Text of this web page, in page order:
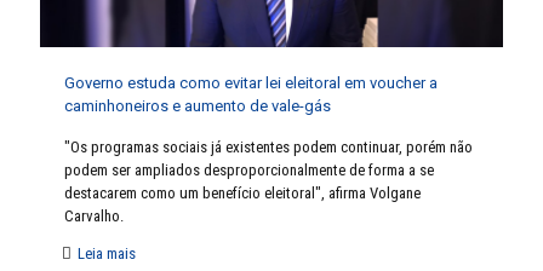
Governo estuda como evitar lei eleitoral em voucher a
caminhoneiros e aumento de vale-gás
"Os programas sociais já existentes podem continuar, porém não
podem ser ampliados desproporcionalmente de forma a se
destacarem como um benefício eleitoral", afirma Volgane
Carvalho.
Leia mais